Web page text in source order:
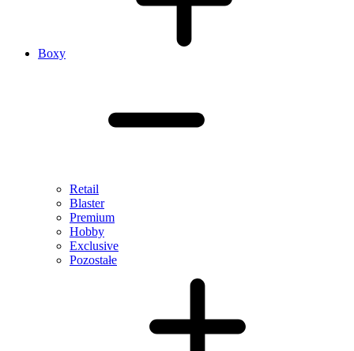
Boxy
Retail
Blaster
Premium
Hobby
Exclusive
Pozostałe